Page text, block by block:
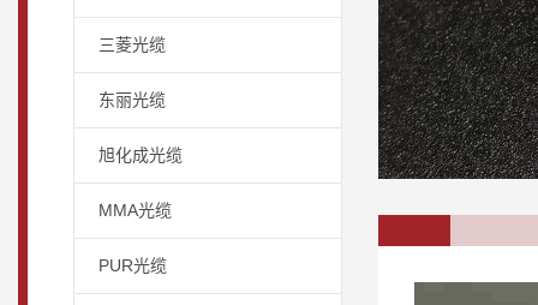
三菱光缆
东丽光缆
旭化成光缆
MMA光缆
PUR光缆